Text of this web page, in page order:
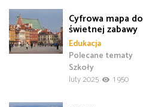
Cyfrowa mapa do
świetnej zabawy
Edukacja
Polecane tematy
Szkoły
luty 2025
1 950